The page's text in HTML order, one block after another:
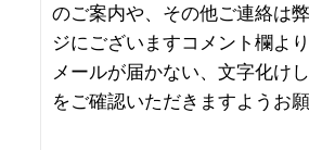
のご案内や、その他ご連絡は
ジにございますコメント欄よ
メールが届かない、文字化け
をご確認いただきますようお